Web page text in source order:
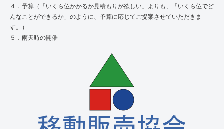
４．予算（「いくら位かかるか見積もりが欲しい」よりも、「いくら位でど
んなことができるか」のように、予算に応じてご提案させていただきま
す。）
５．雨天時の開催